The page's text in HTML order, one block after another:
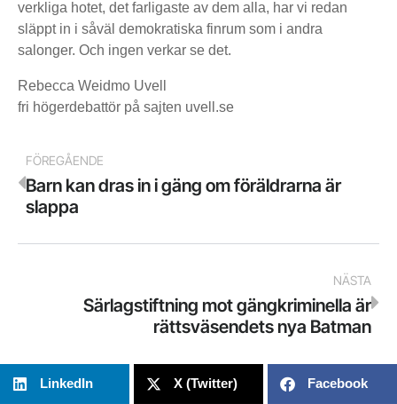
verkliga hotet, det farligaste av dem alla, har vi redan
släppt in i såväl demokratiska finrum som i andra
salonger. Och ingen verkar se det.
Rebecca Weidmo Uvell
fri högerdebattör på sajten uvell.se
FÖREGÅENDE
Barn kan dras in i gäng om föräldrarna är
slappa
NÄSTA
Särlagstiftning mot gängkriminella är
rättsväsendets nya Batman
LinkedIn X (Twitter) Facebook